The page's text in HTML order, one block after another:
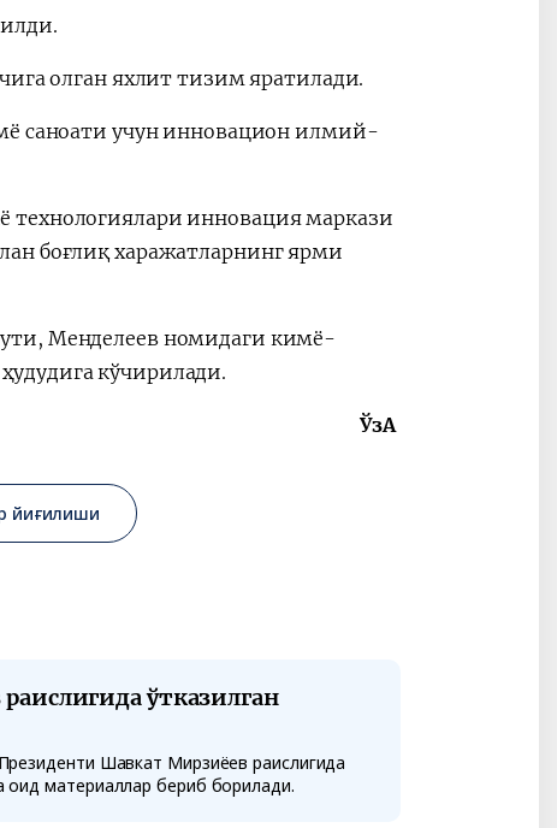
олган яхлит тизим яратилади.
саноати учун инновацион илмий-
технологиялари инновация маркази
боғлиқ харажатларнинг ярми
Менделеев номидаги кимё-
кўчирилади.
ЎзА
йиғилиши
ўтказилган
Шавкат Мирзиёев раислигида
оид материаллар бериб борилади.